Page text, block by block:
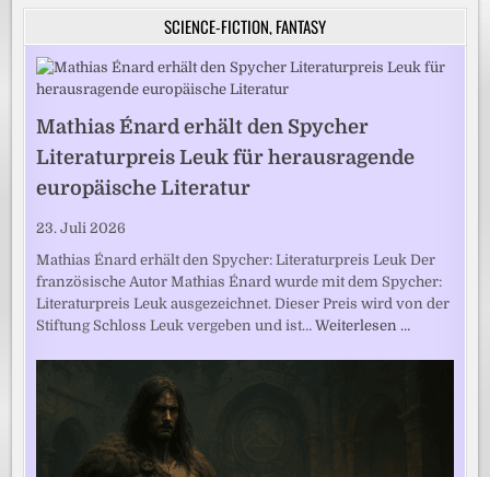
SCIENCE-FICTION, FANTASY
Mathias Énard erhält den Spycher
Literaturpreis Leuk für herausragende
europäische Literatur
23. Juli 2026
Mathias Énard erhält den Spycher: Literaturpreis Leuk Der
französische Autor Mathias Énard wurde mit dem Spycher:
Literaturpreis Leuk ausgezeichnet. Dieser Preis wird von der
Stiftung Schloss Leuk vergeben und ist…Weiterlesen …